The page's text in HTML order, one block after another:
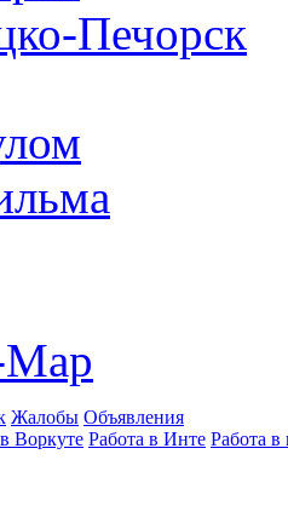
Печорск
Мар
Жалобы Объявления
Воркуте Работа в Инте Работа в